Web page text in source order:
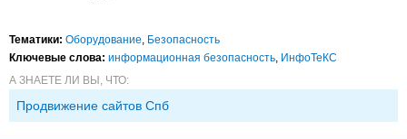
Тематики: Оборудование, Безопасность
Ключевые слова: информационная безопасность, ИнфоТеКС
А ЗНАЕТЕ ЛИ ВЫ, ЧТО:
Продвижение сайтов Спб